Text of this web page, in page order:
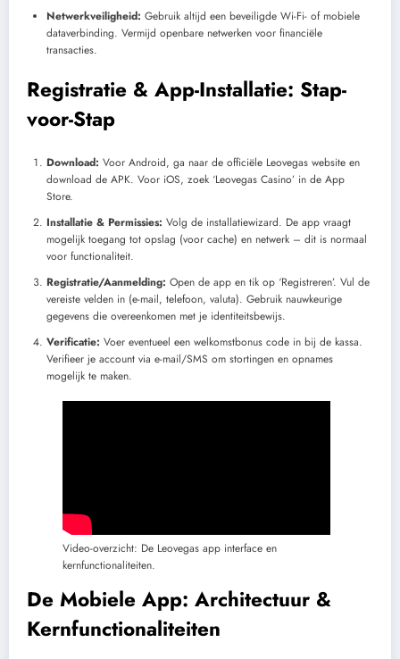
Netwerkveiligheid: Gebruik altijd een beveiligde Wi-Fi- of mobiele
dataverbinding. Vermijd openbare netwerken voor financiële
transacties.
Registratie & App-Installatie: Stap-
voor-Stap
Download: Voor Android, ga naar de officiële Leovegas website en
download de APK. Voor iOS, zoek ‘Leovegas Casino’ in de App
Store.
Installatie & Permissies: Volg de installatiewizard. De app vraagt
mogelijk toegang tot opslag (voor cache) en netwerk – dit is normaal
voor functionaliteit.
Registratie/Aanmelding: Open de app en tik op ‘Registreren’. Vul de
vereiste velden in (e-mail, telefoon, valuta). Gebruik nauwkeurige
gegevens die overeenkomen met je identiteitsbewijs.
Verificatie: Voer eventueel een welkomstbonus code in bij de kassa.
Verifieer je account via e-mail/SMS om stortingen en opnames
mogelijk te maken.
Video-overzicht: De Leovegas app interface en
kernfunctionaliteiten.
De Mobiele App: Architectuur &
Kernfunctionaliteiten